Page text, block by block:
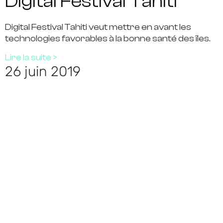
Digital Festival Tahiti veut mettre en avant les
technologies favorables à la bonne santé des îles.
Lire la suite >
26 juin 2019